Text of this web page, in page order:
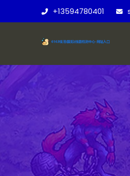
+13594780401